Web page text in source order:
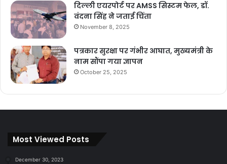
दिल्ली एयरपोर्ट पर AMSS सिस्टम फेल, डॉ.
वंदना सिंह ने जताई चिंता
November 8, 2025
पत्रकार सुरक्षा पर गंभीर आघात, मुख्यमंत्री के
नाम सौंपा गया ज्ञापन
October 25, 2025
Most Viewed Posts
December 30, 2023